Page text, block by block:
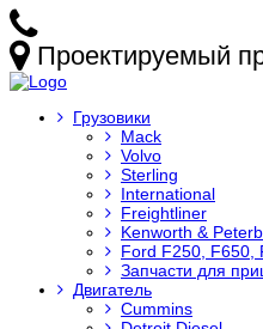
Проектируемый
Грузовики
Mack
Volvo
Sterling
International
Freightliner
Kenworth &
Ford F250, F650,
Запчасти для
Двигатель
Cummins